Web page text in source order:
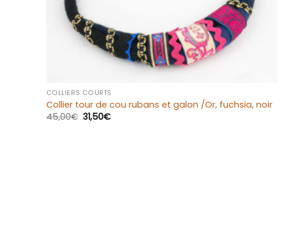
COLLIERS COURTS
Collier tour de cou rubans et galon /Or, fuchsia, noir
45,00€ 31,50€